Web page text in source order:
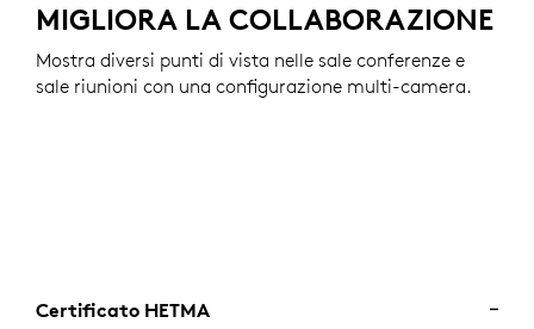
MIGLIORA LA COLLABORAZIONE
Mostra diversi punti di vista nelle sale conferenze e
sale riunioni con una configurazione multi-camera.
Certificato HETMA